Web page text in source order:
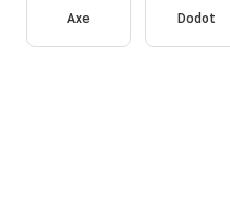
Axe Dodot